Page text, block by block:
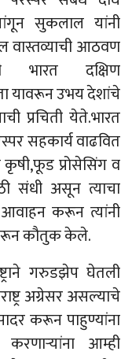
सुकलाल यांनी
वास्तव्याची आठवण
भारत दक्षिण
यावरून उभय देशांचे
प्रचिती येते.भारत
सहकार्य वाढवित
प्रोसेसिंग व
संधी असून त्याचा
करून त्यांनी
कौतुक केले.
गरुडझेप घेतली
अग्रेसर असल्याचे
करून पाहुण्यांना
करणाऱ्यांना आम्ही